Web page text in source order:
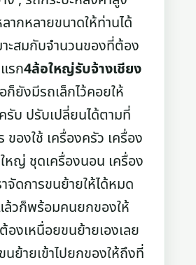
ากหลายขนาดให้ท่านได้
าะสมกับจำนวนของที่ต้อง
รก4ล้อใหญ่รับจ้างเชียง
ก็ยังมีรถเล็กไว้คอยให้
รับ ปรับเปลี่ยนได้ตามที่
ของใช้ เครื่องครัว เครื่อง
หญ่ ชุดเครื่องนอน เครื่อง
จัดการขนย้ายให้ได้หมด
วก็พร้อมคนยกของให้
องเหนื่อยขนย้ายเองเลย
นย้ายเข้าไปยกของให้ถึงที่